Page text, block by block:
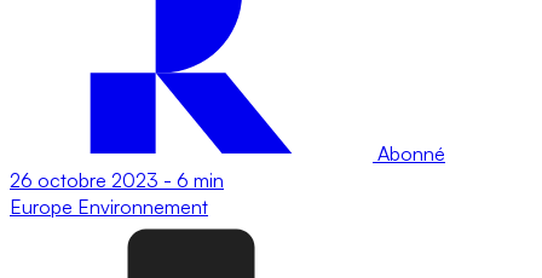
Abonné
26 octobre 2023 - 6 min
Europe Environnement